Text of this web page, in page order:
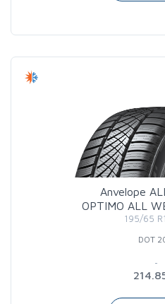
Anvelope
OPTIMO ALL
195/65
DOT